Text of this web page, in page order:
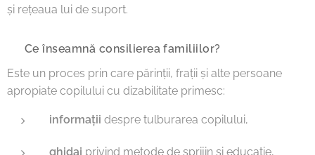
și rețeaua lui de suport.
🔹 Ce înseamnă consilierea familiilor?
Este un proces prin care părinții, frații și alte persoane
apropiate copilului cu dizabilitate primesc:
informații despre tulburarea copilului,
ghidaj privind metode de sprijin și educație,